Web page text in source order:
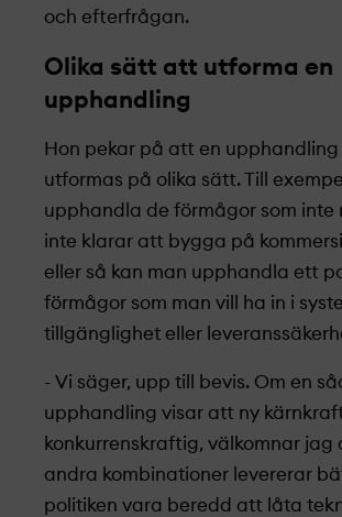
och efterfrågan.
Olika sätt att utforma en
upphandling
Hon pekar på att en upphandling
utformas på olika sätt. Till
upphandla de förmågor som inte
inte klarar att bygga på
eller så kan man upphandla ett
förmågor som man vill ha in i
tillgänglighet eller
- Vi säger, upp till bevis. Om en
upphandling visar att ny
konkurrenskraftig, välkomnar jag
andra kombinationer levererar
politiken vara beredd att låta